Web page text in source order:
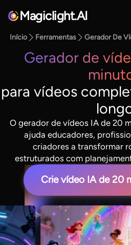
Magiclight.AI
Início Ferramentas Gerador De
Gerador de
para vídeos
O gerador de vídeos IA de 20
ajuda educadores,
criadores a transformar
estruturados com
Crie vídeo IA de 20